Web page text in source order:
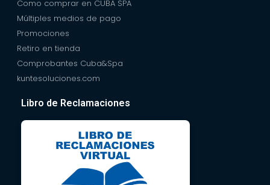
Como comprar en CUBA SPA
Múltiples medios de pago
Promociones
Retiro en tienda
Comprobantes Cuba&Spa
kuntesoluciones.com
Libro de Reclamaciones